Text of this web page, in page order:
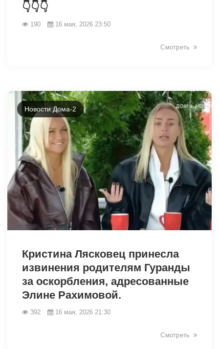
👇👇👇
190 16 мая, 2026 23:50
Смотреть
Новости Дома-2
Кристина Лясковец принесла
извинения родителям Гуранды
за оскорбления, адресованные
Элине Рахимовой.
392 16 мая, 2026 21:30
Смотреть